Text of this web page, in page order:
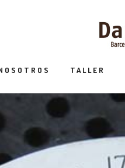
TALLER